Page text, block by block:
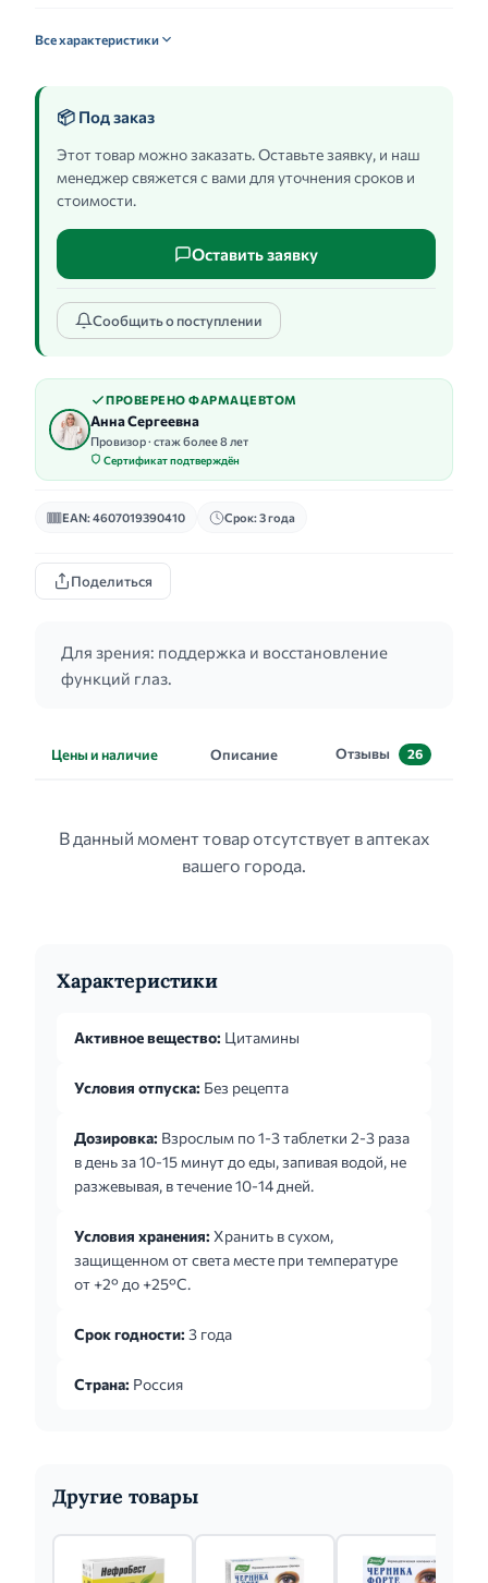
Все характеристики
📦 Под заказ
Этот товар можно заказать. Оставьте заявку, и наш
менеджер свяжется с вами для уточнения сроков и
стоимости.
Оставить заявку
Сообщить о поступлении
ПРОВЕРЕНО ФАРМАЦЕВТОМ
Анна Сергеевна
Провизор · стаж более 8 лет
Сертификат подтверждён
EAN: 4607019390410 Срок: 3 года
Поделиться
Для зрения: поддержка и восстановление
функций глаз.
Цены и наличие Описание Отзывы 26
В данный момент товар отсутствует в аптеках
вашего города.
Характеристики
Активное вещество: Цитамины
Условия отпуска: Без рецепта
Дозировка: Взрослым по 1-3 таблетки 2-3 раза
в день за 10-15 минут до еды, запивая водой, не
разжевывая, в течение 10-14 дней.
Условия хранения: Хранить в сухом,
защищенном от света месте при температуре
от +2° до +25°C.
Срок годности: 3 года
Страна: Россия
Другие товары